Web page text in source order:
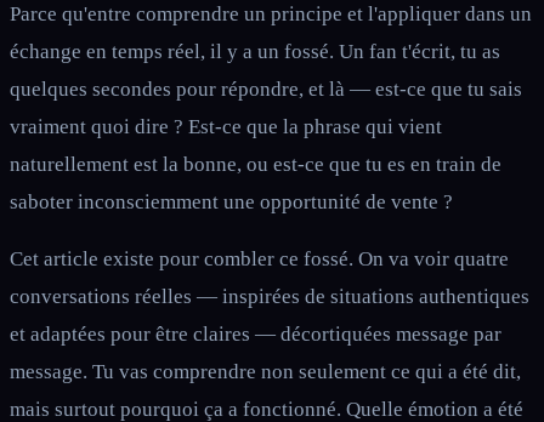
Parce qu'entre comprendre un principe et l'appliquer dans un
échange en temps réel, il y a un fossé. Un fan t'écrit, tu as
quelques secondes pour répondre, et là — est-ce que tu sais
vraiment quoi dire ? Est-ce que la phrase qui vient
naturellement est la bonne, ou est-ce que tu es en train de
saboter inconsciemment une opportunité de vente ?
Cet article existe pour combler ce fossé. On va voir quatre
conversations réelles — inspirées de situations authentiques
et adaptées pour être claires — décortiquées message par
message. Tu vas comprendre non seulement ce qui a été dit,
mais surtout pourquoi ça a fonctionné. Quelle émotion a été